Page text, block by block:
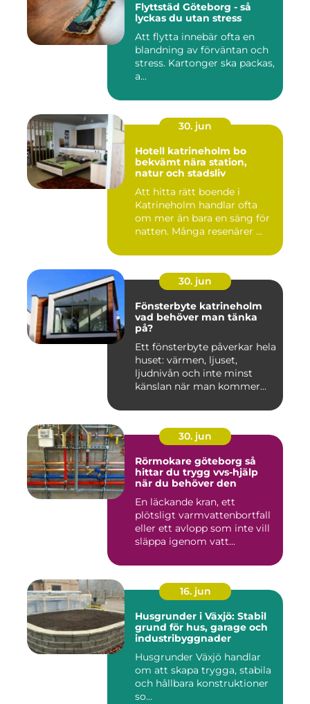
Flyttstäd Göteborg - så
lyckas du utan stress
Att flytta innebär ofta en
blandning av förväntan och
stress. Kartonger ska packas,
a...
30. jun
Hotell katrineholm bo
bekvämt nära station,
natur och stadsliv
Att hitta rätt boende i
Katrineholm handlar ofta
om mer än bara en säng för
natten. Många resenärer ...
30. jun
Fönsterbyte katrineholm
vad behöver man tänka
på?
Ett fönsterbyte påverkar hela
huset: värmen, ljuset,
ljudnivån och inte minst
känslan när man kommer...
30. jun
Rörmokare göteborg så
hittar du trygg vvs-hjälp
när du behöver den
En läckande kran, ett
plötsligt varmvattenbortfall
eller ett avlopp som inte vill
släppa igenom vatt...
16. jun
Husgrunder i Växjö: Stabil
grund för hus, garage och
industribyggnader
Husgrunder Växjö handlar
om att skapa trygga, stabila
och hållbara konstruktioner
so...